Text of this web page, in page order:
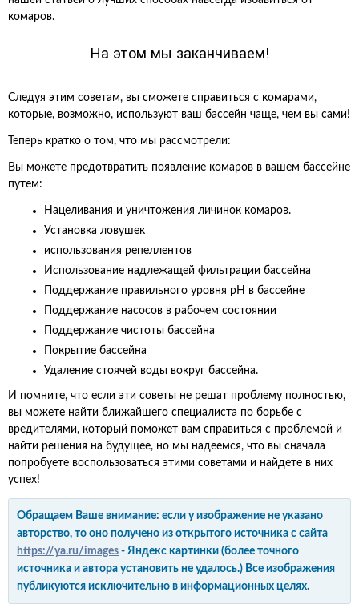
комаров.
На этом мы заканчиваем!
Следуя этим советам, вы сможете справиться с комарами,
которые, возможно, используют ваш бассейн чаще, чем вы сами!
Теперь кратко о том, что мы рассмотрели:
Вы можете предотвратить появление комаров в вашем бассейне
путем:
Нацеливания и уничтожения личинок комаров.
Установка ловушек
использования репеллентов
Использование надлежащей фильтрации бассейна
Поддержание правильного уровня pH в бассейне
Поддержание насосов в рабочем состоянии
Поддержание чистоты бассейна
Покрытие бассейна
Удаление стоячей воды вокруг бассейна.
И помните, что если эти советы не решат проблему полностью,
вы можете найти ближайшего специалиста по борьбе с
вредителями, который поможет вам справиться с проблемой и
найти решения на будущее, но мы надеемся, что вы сначала
попробуете воспользоваться этими советами и найдете в них
успех!
Обращаем Ваше внимание: если у изображение не указано
авторство, то оно получено из открытого источника с сайта
https://ya.ru/images - Яндекс картинки (более точного
источника и автора установить не удалось.) Все изображения
публикуются исключительно в информационных целях.